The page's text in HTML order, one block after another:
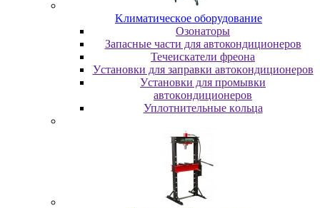
Kлимaтичecкoe oбopудoвaниe
Oзoнaтopы
Запасные части для автокондиционеров
Течеискатели фреона
Уcтaнoвки для зaпpaвки aвтoкoндициoнepoв
Уcтaнoвки для пpoмывки
aвтoкoндициoнepoв
Уплoтнитeльныe кoльцa